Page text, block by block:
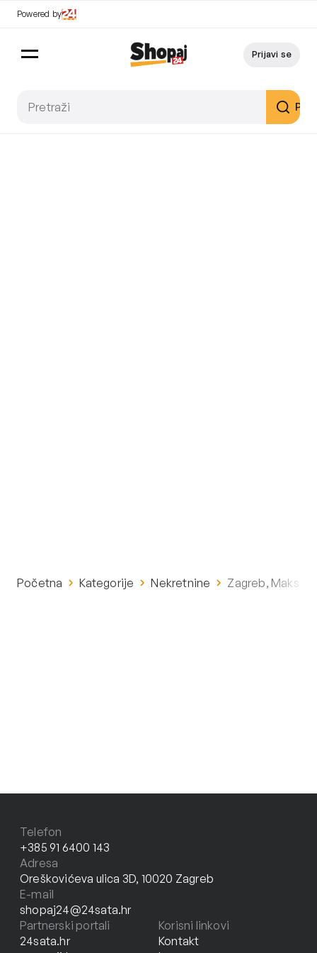
Powered by
Prijavi se
Početna Kategorije Nekretnine Zagreb,
Telefon
+385 91 6400 143
Adresa
Oreškovićeva ulica 3D, 10020 Zagreb
E-mail
shopaj24@24sata.hr
Partnerski portali
24sata.hr
Korisni linkovi
Kontakt